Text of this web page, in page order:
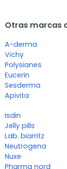
Otras marcas
A-derma
Vichy
Polysianes
Eucerin
Sesderma
Apivita
Isdin
Jelly pills
Lab. biarritz
Neutrogena
Nuxe
Pharma nord